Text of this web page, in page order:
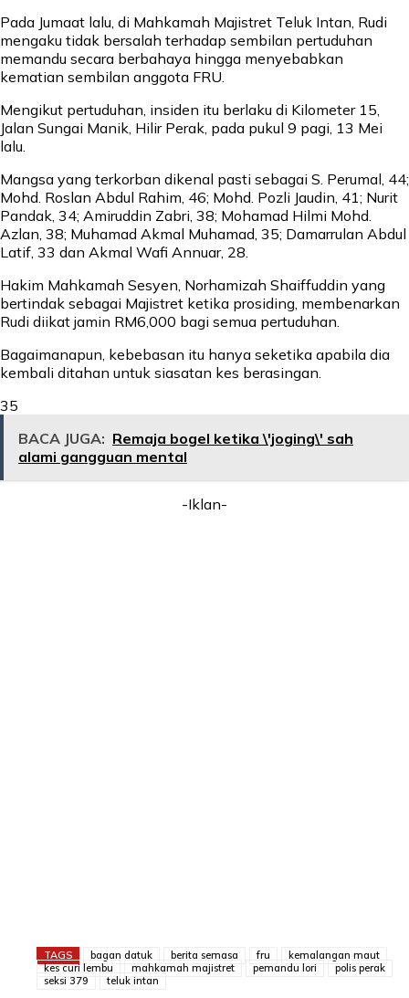
Pada Jumaat lalu, di Mahkamah Majistret Teluk Intan, Rudi
mengaku tidak bersalah terhadap sembilan pertuduhan
memandu secara berbahaya hingga menyebabkan
kematian sembilan anggota FRU.
Mengikut pertuduhan, insiden itu berlaku di Kilometer 15,
Jalan Sungai Manik, Hilir Perak, pada pukul 9 pagi, 13 Mei
lalu.
Mangsa yang terkorban dikenal pasti sebagai S. Perumal, 44;
Mohd. Roslan Abdul Rahim, 46; Mohd. Pozli Jaudin, 41; Nurit
Pandak, 34; Amiruddin Zabri, 38; Mohamad Hilmi Mohd.
Azlan, 38; Muhamad Akmal Muhamad, 35; Damarrulan Abdul
Latif, 33 dan Akmal Wafi Annuar, 28.
Hakim Mahkamah Sesyen, Norhamizah Shaiffuddin yang
bertindak sebagai Majistret ketika prosiding, membenarkan
Rudi diikat jamin RM6,000 bagi semua pertuduhan.
Bagaimanapun, kebebasan itu hanya seketika apabila dia
kembali ditahan untuk siasatan kes berasingan.
35
BACA JUGA: Remaja bogel ketika \'joging\' sah
alami gangguan mental
-Iklan-
TAGS bagan datuk berita semasa fru
kemalangan maut
kes curi lembu
mahkamah majistret pemandu lori
polis perak
seksi 379
teluk intan